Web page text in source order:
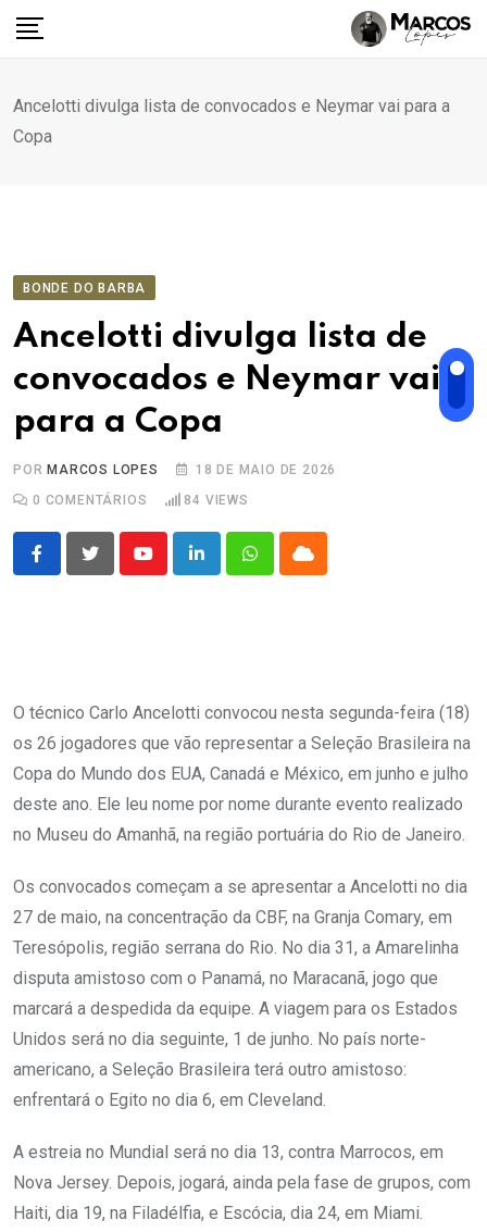
para
conteúdo
Ancelotti divulga lista de convocados e Neymar vai para a
Copa
BONDE DO BARBA
Ancelotti divulga lista de
convocados e Neymar vai
para a Copa
PORMARCOS LOPES
18 DE MAIO DE 2026
0 COMENTÁRIOS 84 VIEWS
YoutubeLinkedInWhatsappCloud
O técnico Carlo Ancelotti convocou nesta segunda-feira (18)
os 26 jogadores que vão representar a Seleção Brasileira na
Copa do Mundo dos EUA, Canadá e México, em junho e julho
deste ano. Ele leu nome por nome durante evento realizado
no Museu do Amanhã, na região portuária do Rio de Janeiro.
Os convocados começam a se apresentar a Ancelotti no dia
27 de maio, na concentração da CBF, na Granja Comary, em
Teresópolis, região serrana do Rio. No dia 31, a Amarelinha
disputa amistoso com o Panamá, no Maracanã, jogo que
marcará a despedida da equipe. A viagem para os Estados
Unidos será no dia seguinte, 1 de junho. No país norte-
americano, a Seleção Brasileira terá outro amistoso:
enfrentará o Egito no dia 6, em Cleveland.
A estreia no Mundial será no dia 13, contra Marrocos, em
Nova Jersey. Depois, jogará, ainda pela fase de grupos, com
Haiti, dia 19, na Filadélfia, e Escócia, dia 24, em Miami.